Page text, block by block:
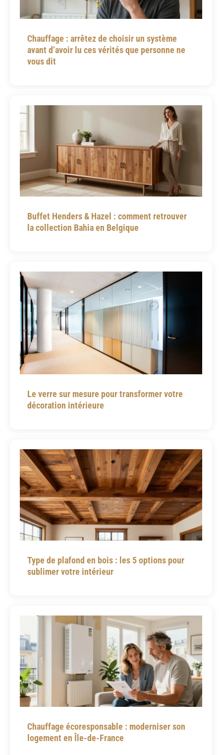
Chauffage : arrêtez de choisir un système
avant d’avoir lu ces vérités que personne ne
vous dit
Buffet Henders & Hazel : comment retrouver
la collection Bahia en Belgique
Le verre sur mesure pour transformer votre
décoration intérieure
Type de plafond en bois : les 5 options pour
sublimer votre intérieur
Chauffage écoresponsable : moderniser son
logement en Île-de-France